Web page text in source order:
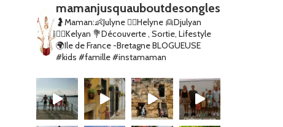
mamanjusquauboutdesongles
🤰Maman:👶Julyne 👱‍♀️Helyne 👱Djulyan
👱‍♂️Kelyan 💐Découverte , Sortie, Lifestyle
🌍Ile de France -BretagneBLOGUEUSE
#kids #famille #instamaman